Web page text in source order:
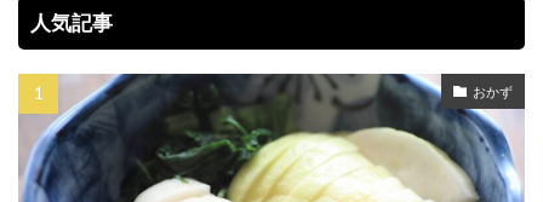
人気記事
おかず